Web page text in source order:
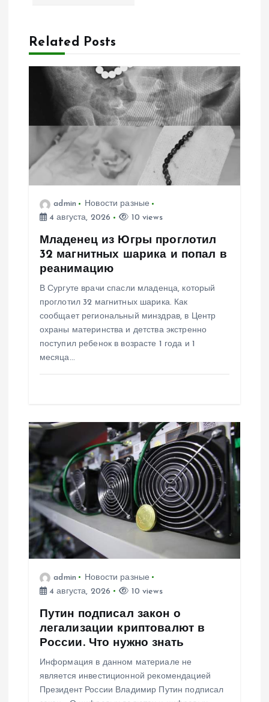
ц
и
п
з
Related Posts
admin
Новости разные
4 августа, 2026
10 views
Младенец из Югры проглотил
32 магнитных шарика и попал в
реанимацию
В Сургуте врачи спасли младенца, который
проглотил 32 магнитных шарика. Как
сообщает региональный минздрав, в Центр
охраны материнства и детства экстренно
поступил ребенок в возрасте 1 года и 1
месяца…
admin
Новости разные
4 августа, 2026
10 views
Путин подписал закон о
легализации криптовалют в
России. Что нужно знать
Информация в данном материале не
является инвестиционной рекомендацией
Президент России Владимир Путин подписал